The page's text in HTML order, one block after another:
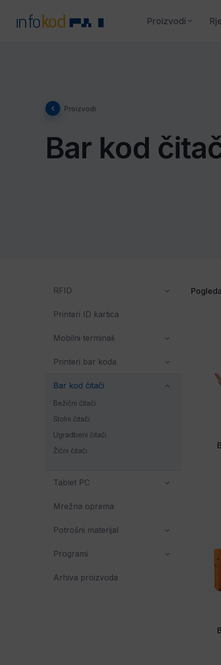
Proizvodi
Proizvodi
Bar kod
RFID
Printeri ID kartica
Mobilni terminali
Printeri bar koda
Bar kod čitači
Bežični čitači
Stolni čitači
Ugradbeni čitači
Žični čitači
Tablet PC
Mrežna oprema
Potrošni materijal
Programi
Arhiva proizvoda